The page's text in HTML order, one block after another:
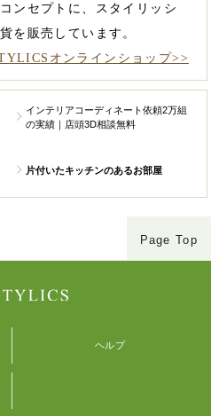
ンセプトに、スタイリッシ
を販売しています。
オンラインショップ>>
インテリアコーディネート依頼2万組
の実績｜店頭3D相談無料
片付いたキッチンのあるお部屋
Page Top
ヘルプ